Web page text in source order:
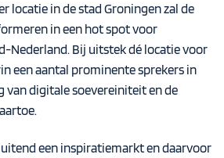
locatie in de stad Groningen zal de
in een hot spot voor
Nederland. Bij uitstek dé locatie voor
een aantal prominente sprekers in
van digitale soevereiniteit en de
een inspiratiemarkt en daarvoor